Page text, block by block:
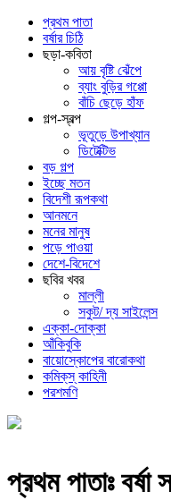
প্রথম পাতা
বর্ষার চিঠি
ছড়া-কবিতা
আয় বৃষ্টি ঝেঁপে
ব্যাং বুড়ির গপ্পো
বাঁচি ছেড়ে হাঁফ
গল্প-স্বল্প
ভূতুড়ে উপাখ্যান
ডিটেক্টিভ
বড় গল্প
ইচ্ছে মতন
বিদেশী রূপকথা
আনমনে
মনের মানুষ
পড়ে পাওয়া
দেশে-বিদেশে
ছবির খবর
মাল্লী
সকুট/ দ্য সাইলেন্স
এক্কা-দোক্কা
আঁকিবুকি
বায়োস্কোপের বারোকথা
কমিক্‌স্‌ কাহিনী
পরশমণি
প্রথম পাতাঃ বর্ষা